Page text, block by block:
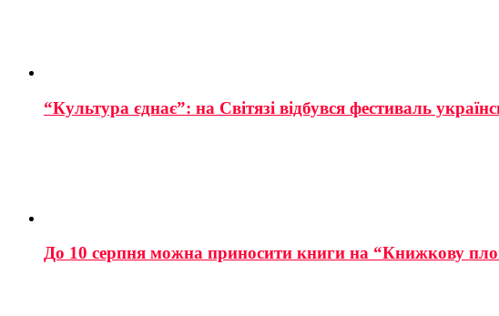
“Культура єднає”: на Світязі відбувся фестиваль
До 10 серпня можна приносити книги на “Книжкову